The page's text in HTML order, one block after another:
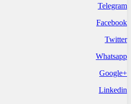
Telegram
Facebook
Twitter
Whatsapp
+Google
Linkedin